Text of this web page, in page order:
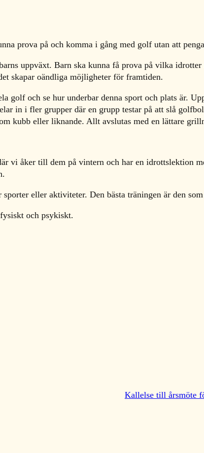
prova på och komma i gång med golf utan att
uppväxt. Barn ska kunna få prova på vilka
skapar oändliga möjligheter för framtiden.
golf och se hur underbar denna sport och plats är.
in i fler grupper där en grupp testar på att slå
kubb eller liknande. Allt avslutas med en lättare
vi åker till dem på vintern och har en idrottslektion
eller aktiviteter. Den bästa träningen är den
och psykiskt.
Kallelse till årsmöte